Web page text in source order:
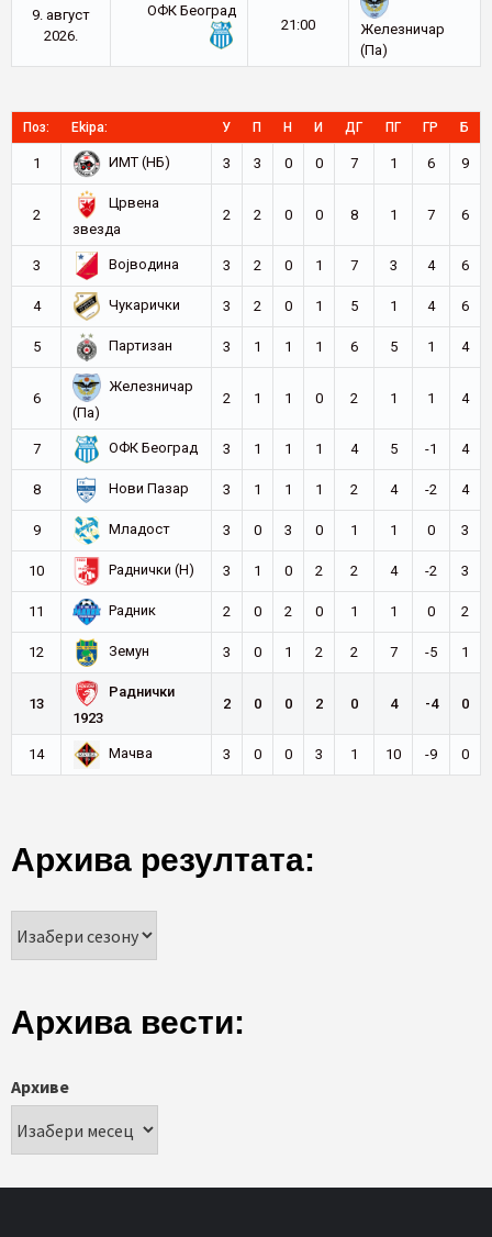
9. август
2026.
ОФК Београд
21:00
Железничар
(Па)
Поз: Ekipa: У П Н И ДГ ПГ ГР Б
1 ИМТ (НБ) 3 3 0 0 7 1 6 9
2
Црвена
звезда
2 2 0 0 8 1 7 6
3 Војводина 3 2 0 1 7 3 4 6
4 Чукарички 3 2 0 1 5 1 4 6
5 Партизан 3 1 1 1 6 5 1 4
6
Железничар
(Па)
2 1 1 0 2 1 1 4
7 ОФК Београд 3 1 1 1 4 5 -1 4
8 Нови Пазар 3 1 1 1 2 4 -2 4
9 Младост 3 0 3 0 1 1 0 3
10 Раднички (Н) 3 1 0 2 2 4 -2 3
11 Радник 2 0 2 0 1 1 0 2
12 Земун 3 0 1 2 2 7 -5 1
13
Раднички
1923
2 0 0 2 0 4 -4 0
14 Мачва 3 0 0 3 1 10 -9 0
Архива резултата:
Архива вести:
Архиве